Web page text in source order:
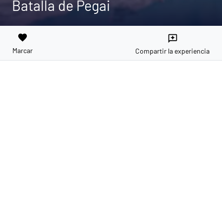
Batalla de Pegai
favorite
Marcar
reviews
Compartir la experiencia